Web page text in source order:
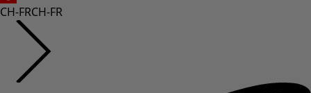
CH-FRCH-FR